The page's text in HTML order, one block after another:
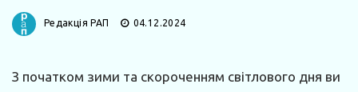
Редакція РАП 04.12.2024
З початком зими та скороченням світлового дня ви